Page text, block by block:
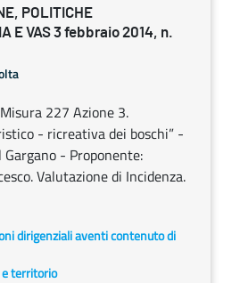
POLITICHE
E VAS 3 febbraio 2014, n.
227 Azione 3.
- ricreativa dei boschi” -
Gargano - Proponente:
Valutazione di Incidenza.
dirigenziali aventi contenuto di
territorio